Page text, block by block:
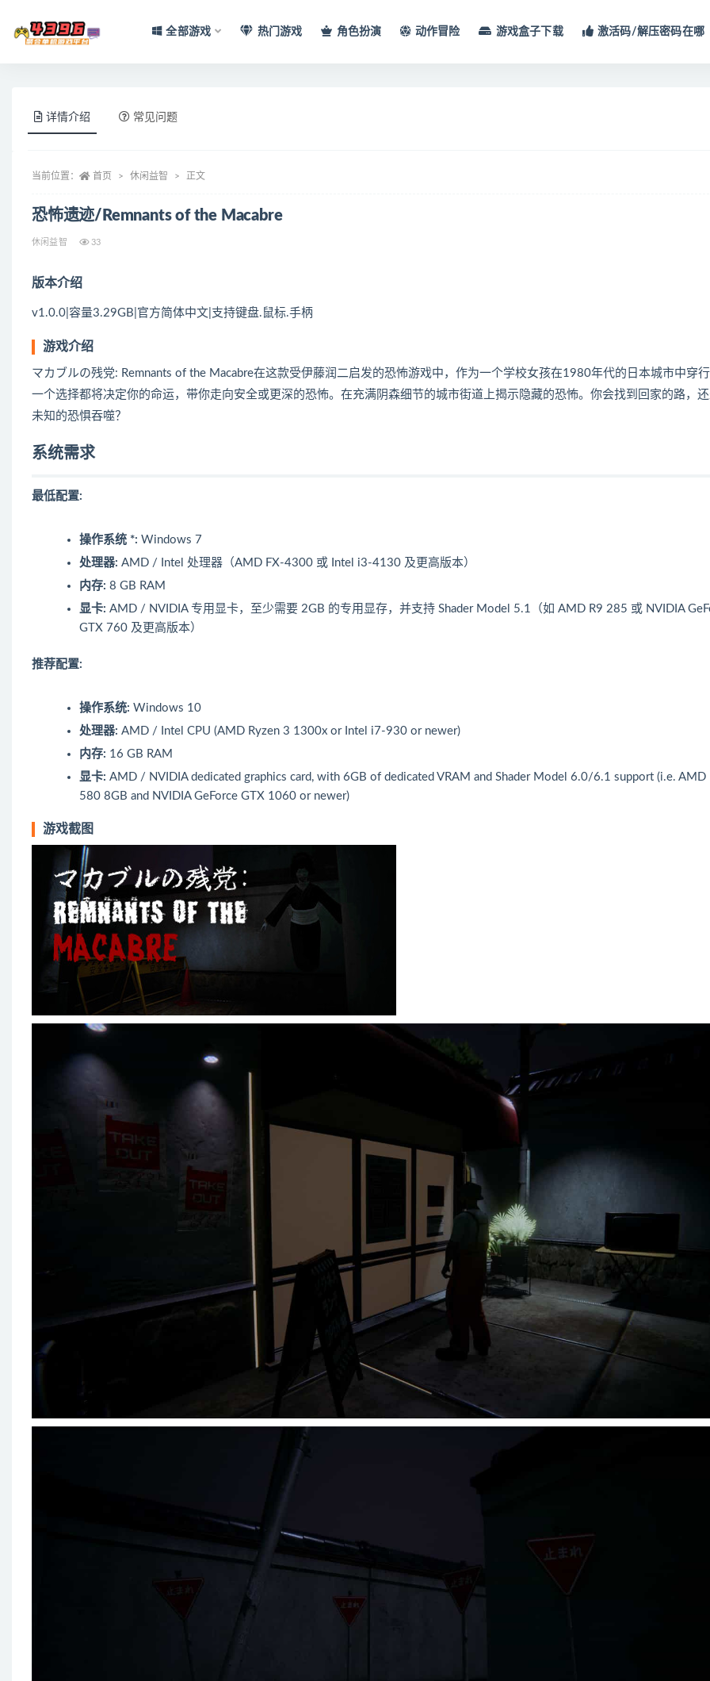
全部游戏 热门游戏 角色扮演 动作冒险 游戏盒子下载 激活码/解压密码在哪
详情介绍 常见问题
当前位置： 首页 休闲益智 正文
恐怖遗迹/Remnants of the Macabre
休闲益智 33
版本介绍
v1.0.0|容量3.29GB|官方简体中文|支持键盘.鼠标.手柄
游戏介绍
マカブルの残党: Remnants of the Macabre在这款受伊藤润二启发的恐怖游戏中，作为一个学校女孩在1980年代的日本城市中穿
一个选择都将决定你的命运，带你走向安全或更深的恐怖。在充满阴森细节的城市街道上揭示隐藏的恐怖。你会找到回家的路，
未知的恐惧吞噬？
系统需求
最低配置:
操作系统 *: Windows 7
处理器: AMD / Intel 处理器（AMD FX-4300 或 Intel i3-4130 及更高版本）
内存: 8 GB RAM
显卡: AMD / NVIDIA 专用显卡，至少需要 2GB 的专用显存，并支持 Shader Model 5.1（如 AMD R9 285 或 NVIDIA
GTX 760 及更高版本）
推荐配置:
操作系统: Windows 10
处理器: AMD / Intel CPU (AMD Ryzen 3 1300x or Intel i7-930 or newer)
内存: 16 GB RAM
显卡: AMD / NVIDIA dedicated graphics card, with 6GB of dedicated VRAM and Shader Model 6.0/6.1 support (i.e. AMD
580 8GB and NVIDIA GeForce GTX 1060 or newer)
游戏截图